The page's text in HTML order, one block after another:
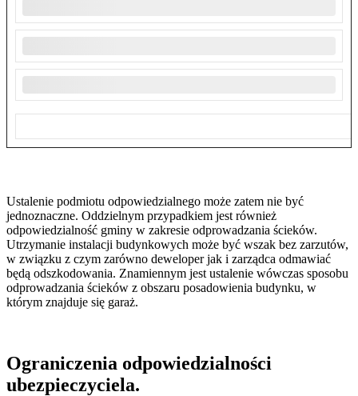
Ustalenie podmiotu odpowiedzialnego może zatem nie być
jednoznaczne. Oddzielnym przypadkiem jest również
odpowiedzialność gminy w zakresie odprowadzania ścieków.
Utrzymanie instalacji budynkowych może być wszak bez zarzutów,
w związku z czym zarówno deweloper jak i zarządca odmawiać
będą odszkodowania. Znamiennym jest ustalenie wówczas sposobu
odprowadzania ścieków z obszaru posadowienia budynku, w
którym znajduje się garaż.
Ograniczenia odpowiedzialności
ubezpieczyciela.